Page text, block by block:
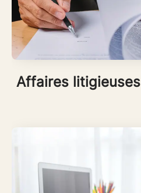
Affaires litigieuses